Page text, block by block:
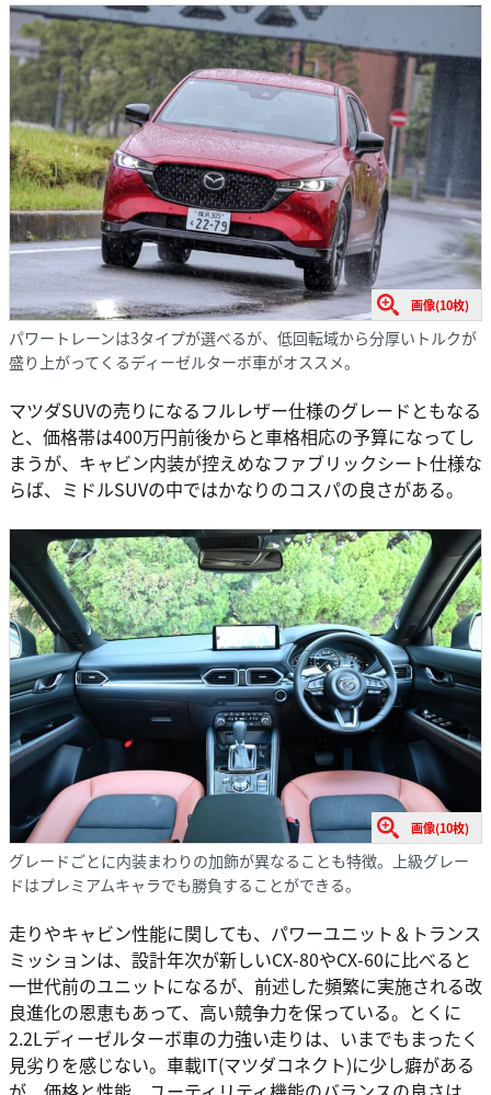
画像(10枚)
パワートレーンは3タイプが選べるが、低回転域から分厚いトルクが
盛り上がってくるディーゼルターボ車がオススメ。
マツダSUVの売りになるフルレザー仕様のグレードともなる
と、価格帯は400万円前後からと車格相応の予算になってし
まうが、キャビン内装が控えめなファブリックシート仕様な
らば、ミドルSUVの中ではかなりのコスパの良さがある。
画像(10枚)
グレードごとに内装まわりの加飾が異なることも特徴。上級グレー
ドはプレミアムキャラでも勝負することができる。
走りやキャビン性能に関しても、パワーユニット＆トランス
ミッションは、設計年次が新しいCX-80やCX-60に比べると
一世代前のユニットになるが、前述した頻繁に実施される改
良進化の恩恵もあって、高い競争力を保っている。とくに
2.2Lディーゼルターボ車の力強い走りは、いまでもまったく
見劣りを感じない。車載IT(マツダコネクト)に少し癖がある